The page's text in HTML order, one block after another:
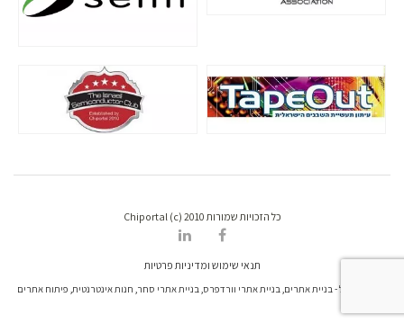
כל הזכויות שמורות Chiportal (c) 2010
תנאי שימוש ומדיניות פרטיות
דרונט דיגיטל - בניית אתרים, בניית אתרי וורדפרס, בניית אתרי סחר, חנות אינטרנטית, פיתוח אתרים